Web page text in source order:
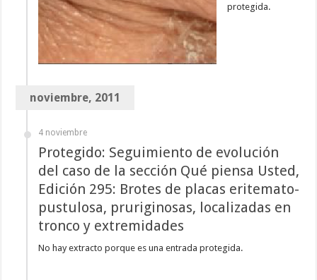
protegida.
noviembre, 2011
4 noviembre
Protegido: Seguimiento de evolución
del caso de la sección Qué piensa Usted,
Edición 295: Brotes de placas eritemato-
pustulosa, pruriginosas, localizadas en
tronco y extremidades
No hay extracto porque es una entrada protegida.